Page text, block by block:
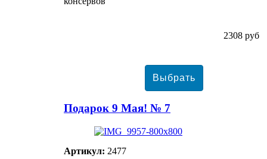
2308 руб
Подарок 9 Мая! № 7
Артикул: 2477